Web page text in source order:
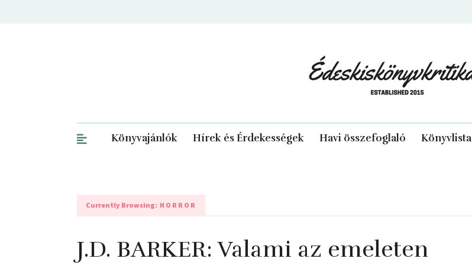
Könyvajánlók Hírek és Érdekességek Havi összefoglaló Könyvlista
Currently Browsing: HORROR
J.D. BARKER: Valami ​az emeleten